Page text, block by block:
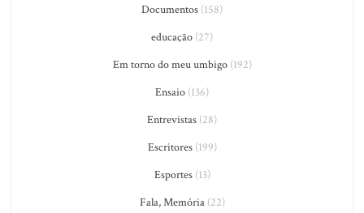
Documentos (158)
educação (27)
Em torno do meu umbigo(192)
Ensaio (136)
Entrevistas (28)
Escritores(199)
Esportes(13)
Fala, Memória(22)